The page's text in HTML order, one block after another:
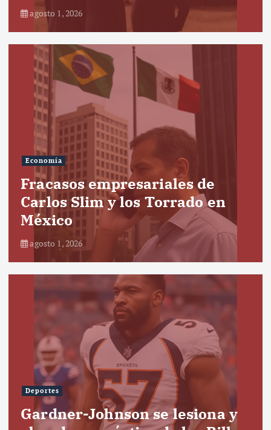
agosto 1, 2026
Economía
Fracasos empresariales de
Carlos Slim y los Torrado en
México
agosto 1, 2026
Deportes
Gardner-Johnson se lesiona y